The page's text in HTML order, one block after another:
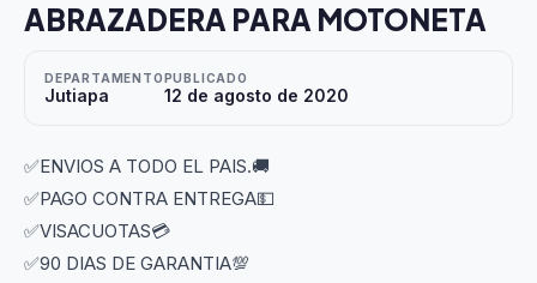
ABRAZADERA PARA MOTONETA
DEPARTAMENTO
Jutiapa
PUBLICADO
12 de agosto de 2020
✅ENVIOS A TODO EL PAIS.🚚
✅PAGO CONTRA ENTREGA💵
✅VISACUOTAS💳
✅90 DIAS DE GARANTIA💯